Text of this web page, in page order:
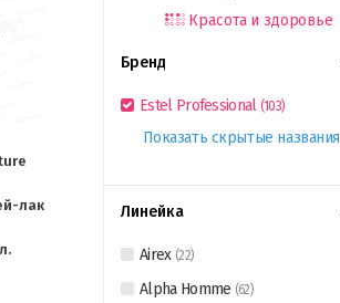
Красота и здоровье
Бренд
Estel Professional (103)
Показать скрытые названия
Линейка
Airex (22)
Alpha Homme (62)
лак